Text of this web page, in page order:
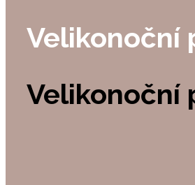
Velikonoční
Velikonoční